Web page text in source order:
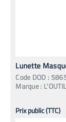
Lunette
Code DOD :
Marque :
Prix public (TTC)